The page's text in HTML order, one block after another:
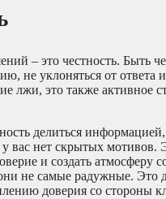
– это честность. Быть
не уклоняться от ответа
лжи, это также активное
делиться
вас нет скрытых
и создать атмосферу
не самые радужные. Это
доверия со стороны